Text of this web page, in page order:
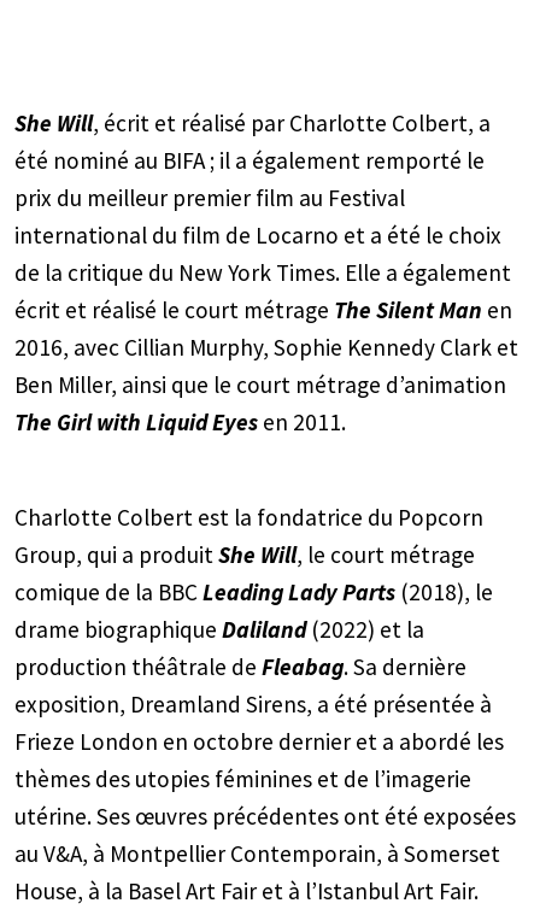
She Will, écrit et réalisé par Charlotte Colbert, a
été nominé au BIFA ; il a également remporté le
prix du meilleur premier film au Festival
international du film de Locarno et a été le choix
de la critique du New York Times. Elle a également
écrit et réalisé le court métrage The Silent Man en
2016, avec Cillian Murphy, Sophie Kennedy Clark et
Ben Miller, ainsi que le court métrage d’animation
The Girl with Liquid Eyes en 2011.
Charlotte Colbert est la fondatrice du Popcorn
Group, qui a produitShe Will, le court métrage
comique de la BBCLeading Lady Parts (2018), le
drame biographique Daliland(2022) et la
production théâtrale de Fleabag. Sa dernière
exposition, Dreamland Sirens, a été présentée à
Frieze London en octobre dernier et a abordé les
thèmes des utopies féminines et de l’imagerie
utérine. Ses œuvres précédentes ont été exposées
au V&A, à Montpellier Contemporain, à Somerset
House, à la Basel Art Fair et à l’Istanbul Art Fair.